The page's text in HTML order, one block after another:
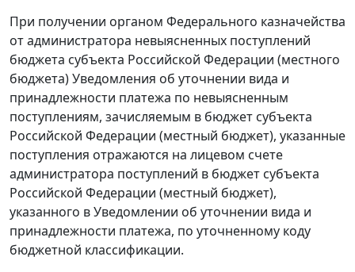
При получении органом Федерального казначейства
от администратора невыясненных поступлений
бюджета субъекта Российской Федерации (местного
бюджета) Уведомления об уточнении вида и
принадлежности платежа по невыясненным
поступлениям, зачисляемым в бюджет субъекта
Российской Федерации (местный бюджет), указанные
поступления отражаются на лицевом счете
администратора поступлений в бюджет субъекта
Российской Федерации (местный бюджет),
указанного в Уведомлении об уточнении вида и
принадлежности платежа, по уточненному коду
бюджетной классификации.